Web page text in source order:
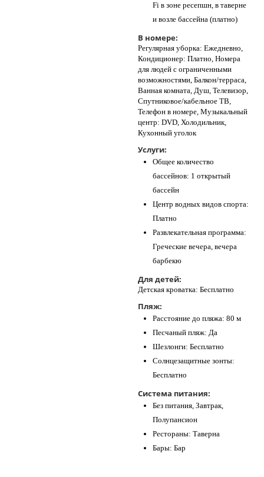
Fi в зоне ресепшн, в таверне
и возле бассейна (платно)
В номере:
Регулярная уборка: Ежедневно,
Кондиционер: Платно, Номера
для людей с ограниченными
возможностями, Балкон/терраса,
Ванная комната, Душ, Телевизор,
Спутниковое/кабельное ТВ,
Телефон в номере, Музыкальный
центр: DVD, Холодильник,
Кухонный уголок
Услуги:
Общее количество
бассейнов: 1 открытый
бассейн
Центр водных видов спорта:
Платно
Развлекательная программа:
Греческие вечера, вечера
барбекю
Для детей:
Детская кроватка: Бесплатно
Пляж:
Расстояние до пляжа: 80 м
Песчаный пляж: Да
Шезлонги: Бесплатно
Солнцезащитные зонты:
Бесплатно
Система питания:
Без питания, Завтрак,
Полупансион
Рестораны: Таверна
Бары: Бар